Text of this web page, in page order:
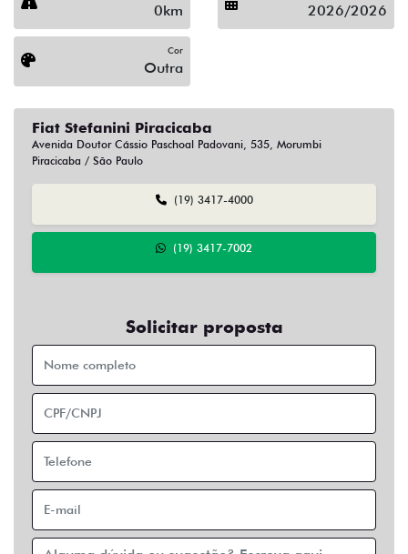
0km 2026/2026
Cor
Outra
Fiat Stefanini Piracicaba
Avenida Doutor Cássio Paschoal Padovani, 535, Morumbi
Piracicaba / São Paulo
(19) 3417-4000
(19) 3417-7002
Solicitar proposta